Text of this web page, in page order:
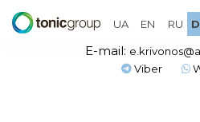
UA EN RU
E-mail:
Viber